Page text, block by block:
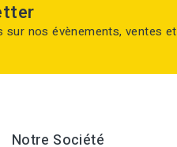
nos évènements, ventes et
Notre Société